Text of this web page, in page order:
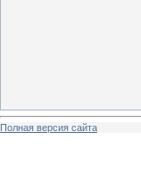
Полная версия сайта